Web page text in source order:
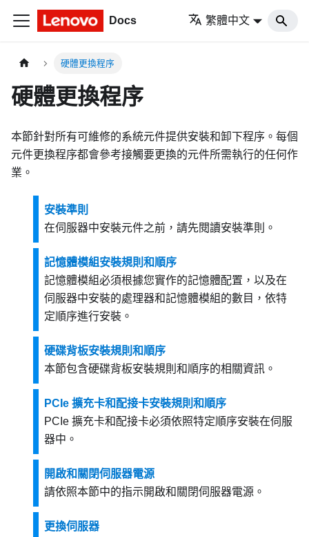
Docs 繁體中文
硬體更換程序
硬體更換程序
本節針對所有可維修的系統元件提供安裝和卸下程序。每個
元件更換程序都會參考接觸要更換的元件所需執行的任何作
業。
安裝準則
在伺服器中安裝元件之前，請先閱讀安裝準則。
記憶體模組安裝規則和順序
記憶體模組必須根據您實作的記憶體配置，以及在
伺服器中安裝的處理器和記憶體模組的數目，依特
定順序進行安裝。
硬碟背板安裝規則和順序
本節包含硬碟背板安裝規則和順序的相關資訊。
PCIe 擴充卡和配接卡安裝規則和順序
PCIe 擴充卡和配接卡必須依照特定順序安裝在伺服
器中。
開啟和關閉伺服器電源
請依照本節中的指示開啟和關閉伺服器電源。
更換伺服器